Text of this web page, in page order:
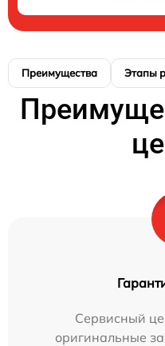
Преимущества Этапы
Сервисный
оригинальные